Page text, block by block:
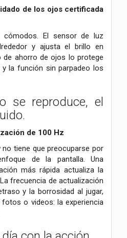
de los ojos certificada
El sensor de luz
y ajusta el brillo en
de ahorro de ojos lo protege
la función sin parpadeo los
se reproduce, el
de 100 Hz
tiene que preocuparse por
de la pantalla. Una
más rápida actualiza la
frecuencia de actualización
y la borrosidad al jugar,
o videos: la experiencia